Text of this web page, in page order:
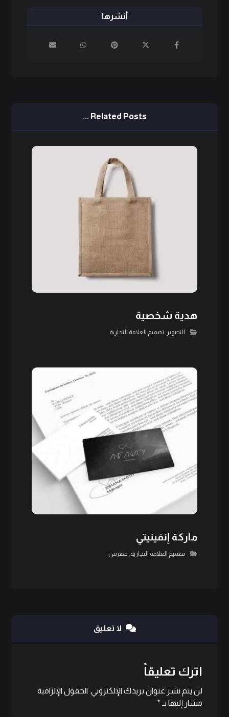
Related Posts ...
هدية شخصية
التصوير , تصميم العلامة التجارية
ماركة إنفينيتي
تصميم العلامة التجارية, فهرس
لا تعليق
اترك تعليقاً
لن يتم نشر عنوان بريدك الإلكتروني. الحقول الإلزامية
مشار إليها بـ *